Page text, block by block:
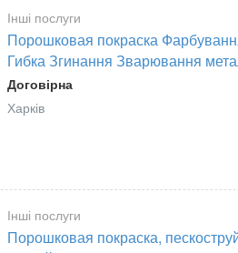
Інші послуги
Порошковая покраска
Гибка Згинання Зварювання
Договірна
Харків
Інші послуги
Порошковая покраска,